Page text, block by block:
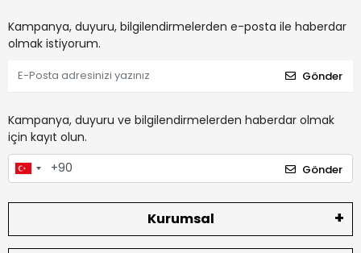
Kampanya, duyuru, bilgilendirmelerden e-posta ile haberdar
olmak istiyorum.
Gönder
Kampanya, duyuru ve bilgilendirmelerden haberdar olmak
için kayıt olun.
Gönder
Kurumsal